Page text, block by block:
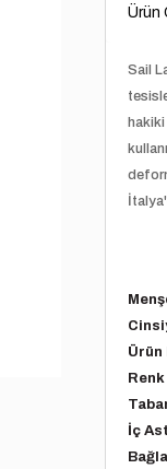
Ürün
Sail
Ürün
Renk
İç